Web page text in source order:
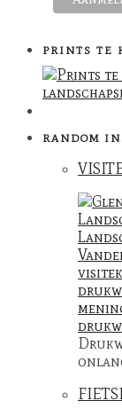
PRINTS TE
RANDOM